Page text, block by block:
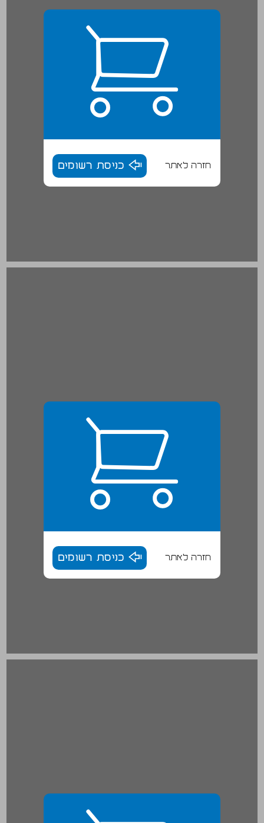
חזרה לאתר כניסת רשומים
חזרה לאתר כניסת רשומים
כתיבה ידנית כבסיס לכתיבת תוכן ... 19